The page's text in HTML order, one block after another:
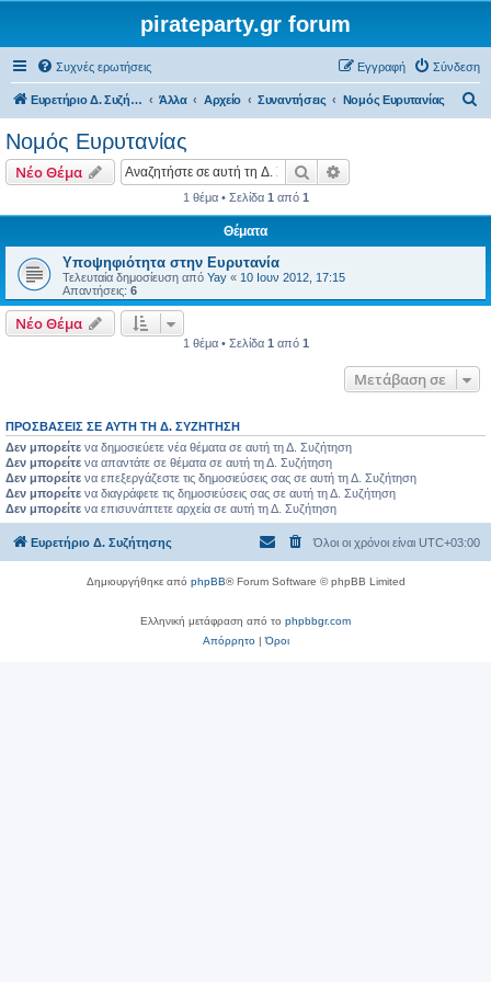
pirateparty.gr forum
Συχνές ερωτήσεις Σύνδεση
Εγγραφή
Ευρετήριο Δ. Συζήτησης Άλλα Αρχείο Συναντήσεις Νομός Ευρυτανίας‎
η
Νομός Ευρυτανίας‎
Νέο Θέμα Αναζήτηση
1 θέμα • Σελίδα 1 από 1
Θέματα
Υποψηφιότητα στην Ευρυτανία
Τελευταία δημοσίευση από Yay « 10 Ιουν 2012, 17:15
Απαντήσεις: 6
Νέο Θέμα
1 θέμα • Σελίδα 1 από 1
Μετάβαση σε
ΠΡΟΣΒΆΣΕΙΣ ΣΕ ΑΥΤΉ ΤΗ Δ. ΣΥΖΉΤΗΣΗ
Δεν μπορείτε να δημοσιεύετε νέα θέματα σε αυτή τη Δ. Συζήτηση
Δεν μπορείτε να απαντάτε σε θέματα σε αυτή τη Δ. Συζήτηση
Δεν μπορείτε να επεξεργάζεστε τις δημοσιεύσεις σας σε αυτή τη Δ. Συζήτηση
Δεν μπορείτε να διαγράφετε τις δημοσιεύσεις σας σε αυτή τη Δ. Συζήτηση
Δεν μπορείτε να επισυνάπτετε αρχεία σε αυτή τη Δ. Συζήτηση
Ευρετήριο Δ. Συζήτησης Όλοι οι χρόνοι είναι UTC+03:00
Δημιουργήθηκε από phpBB® Forum Software © phpBB Limited
Ελληνική μετάφραση από το phpbbgr.com
Απόρρητο|Όροι